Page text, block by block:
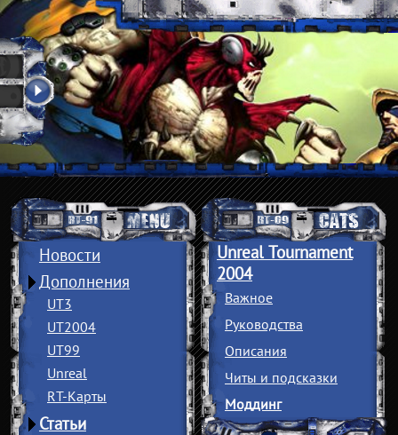
Новости
Дополнения
UT3
UT2004
UT99
Unreal
RT-Карты
Статьи
Unreal Tournament
2004
Важное
Руководства
Описания
Читы и подсказки
Моддинг